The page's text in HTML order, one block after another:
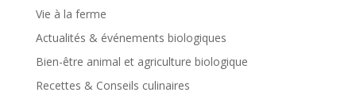
Vie à la ferme
Actualités & événements biologiques
Bien-être animal et agriculture biologique
Recettes & Conseils culinaires